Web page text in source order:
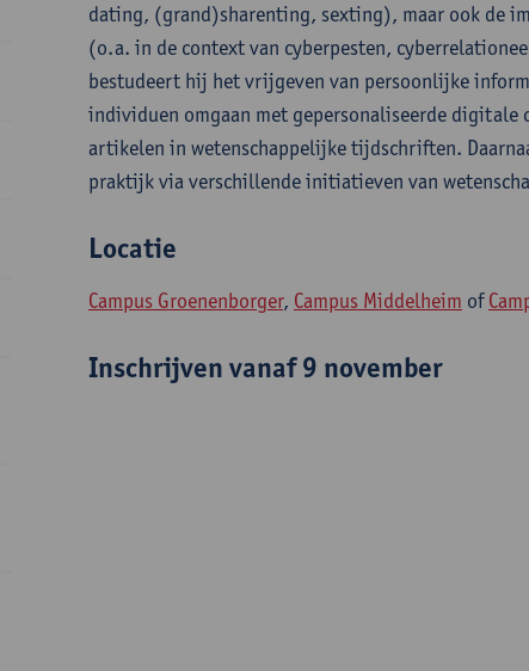
dating, (grand)sharenting, sexting), maar ook de
(o.a. in de context van cyberpesten,
bestudeert hij het vrijgeven van persoonlijke
individuen omgaan met gepersonaliseerde
artikelen in wetenschappelijke tijdschriften.
praktijk via verschillende initiatieven van
Locatie
Campus Groenenborger, Campus Middelheim of
Inschrijven vanaf 9 november